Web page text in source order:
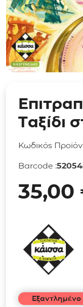
Ταξίδι
Κωδικός
Barcode :
35,00
Εξαντλημένο